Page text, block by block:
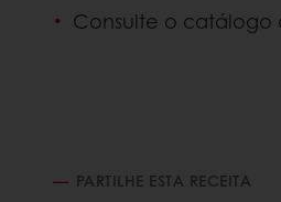
Consulte o catálogo
PARTILHE ESTA RECEITA